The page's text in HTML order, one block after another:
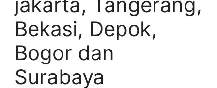
Bekasi, Depok,
Bogor dan
Surabaya